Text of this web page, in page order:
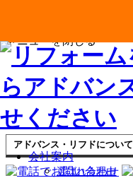
会社案内
選ばれる理由
メニューを閉じる
アドバンス・リフドについて